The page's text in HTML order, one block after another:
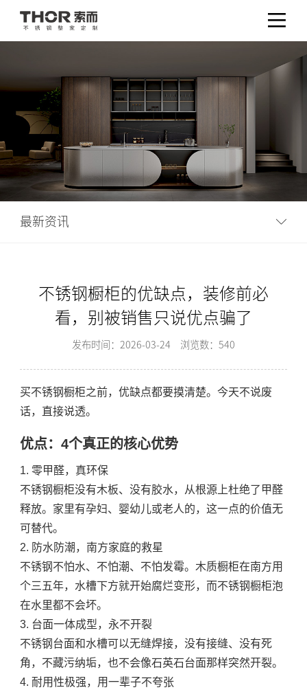
最新资讯
不锈钢橱柜的优缺点，装修前必
看，别被销售只说优点骗了
发布时间：2026-03-24 浏览数：540
买不锈钢橱柜之前，优缺点都要摸清楚。今天不说废
话，直接说透。
优点：4个真正的核心优势
1. 零甲醛，真环保
不锈钢橱柜没有木板、没有胶水，从根源上杜绝了甲醛
释放。家里有孕妇、婴幼儿或老人的，这一点的价值无
可替代。
2. 防水防潮，南方家庭的救星
不锈钢不怕水、不怕潮、不怕发霉。木质橱柜在南方用
个三五年，水槽下方就开始腐烂变形，而不锈钢橱柜泡
在水里都不会坏。
3. 台面一体成型，永不开裂
不锈钢台面和水槽可以无缝焊接，没有接缝、没有死
角，不藏污纳垢，也不会像石英石台面那样突然开裂。
4. 耐用性极强，用一辈子不夸张